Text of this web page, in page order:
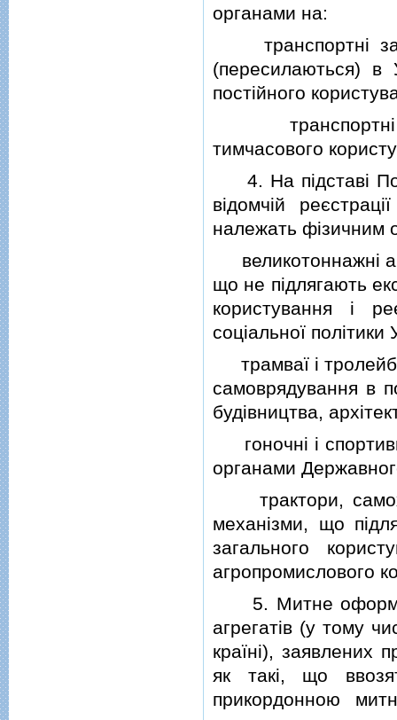
органами на:
транспортнi
(пересилаються) в
постiйного
транспортнi
тимчасового
4. На пiдставi
вiдомчiй
належать фiзичним
великотоннажнi
що не пiдлягають
користування i
соцiальної полiтики
трамваї i
самоврядування в
будiвництва,
гоночнi i
органами
трактори,
механiзми, що
загального
агропромислового
5. Митне
агрегатiв (у тому
країнi), заявлених
як такi, що
прикордонною